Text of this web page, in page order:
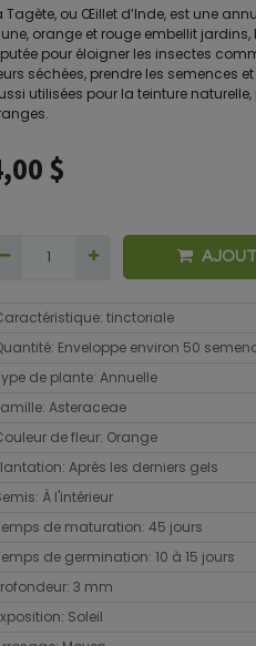
Tagète, ou Œillet d’Inde, est une
orange et rouge embellit
pour éloigner les insectes
séchées, prendre les semences
utilisées pour la teinture
$
: tinctoriale
: Enveloppe environ 50
de plante: Annuelle
: Asteraceae
de fleur: Orange
: Après les derniers gels
: À l'intérieur
de maturation: 45 jours
de germination: 10 à 15 jours
: 3 mm
: Soleil